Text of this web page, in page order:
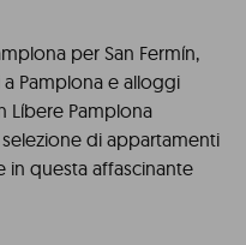
per San Fermín,
Pamplona e alloggi
Líbere Pamplona
di appartamenti
in questa affascinante